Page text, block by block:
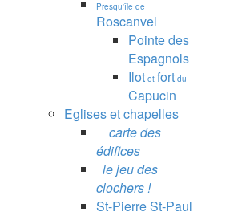
Presqu'île de
Roscanvel
Pointe des
Espagnols
Ilot et fort du
Capucin
Eglises et chapelles
carte des
édifices
le jeu des
clochers !
St-Pierre St-Paul